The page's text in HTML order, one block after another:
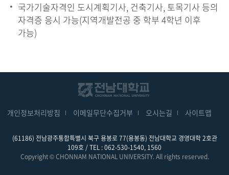
국가기술자격인 도시계획기사, 건축기사, 토목기사 등의
자격증 응시 가능(지역개발전공 중 학부 4학년 이후
가능)
개인정보처리방침 이메일무단수집거부 오시는길 사이트맵
(61186) 전남광주통합특별시 북구 용봉로 77(용봉동) 전남대학교 경영대학 2호관
109호 / TEL : 062-530-1540, 1560
Copyright © CHONNAM NATIONAL UNIVERSITY. All rights reserved.